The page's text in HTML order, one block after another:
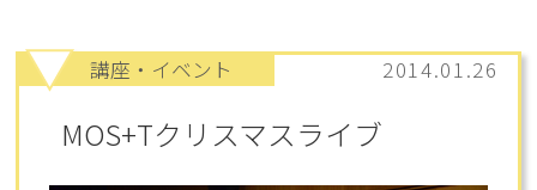
講座・イベント 2014.01.26
MOS+Tクリスマスライブ